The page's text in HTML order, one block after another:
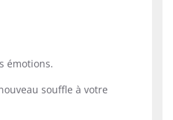
émotions.
souffle à votre